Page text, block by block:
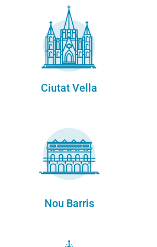
Ciutat Vella
Nou Barris